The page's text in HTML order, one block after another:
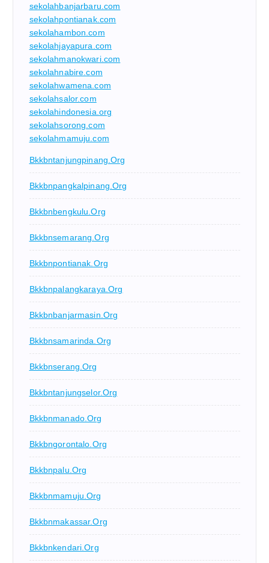
sekolahbanjarbaru.com
sekolahpontianak.com
sekolahambon.com
sekolahjayapura.com
sekolahmanokwari.com
sekolahnabire.com
sekolahwamena.com
sekolahsalor.com
sekolahindonesia.org
sekolahsorong.com
sekolahmamuju.com
Bkkbntanjungpinang.org
Bkkbnpangkalpinang.org
Bkkbnbengkulu.org
Bkkbnsemarang.org
Bkkbnpontianak.org
Bkkbnpalangkaraya.org
Bkkbnbanjarmasin.org
Bkkbnsamarinda.org
Bkkbnserang.org
Bkkbntanjungselor.org
Bkkbnmanado.org
Bkkbngorontalo.org
Bkkbnpalu.org
Bkkbnmamuju.org
Bkkbnmakassar.org
Bkkbnkendari.org